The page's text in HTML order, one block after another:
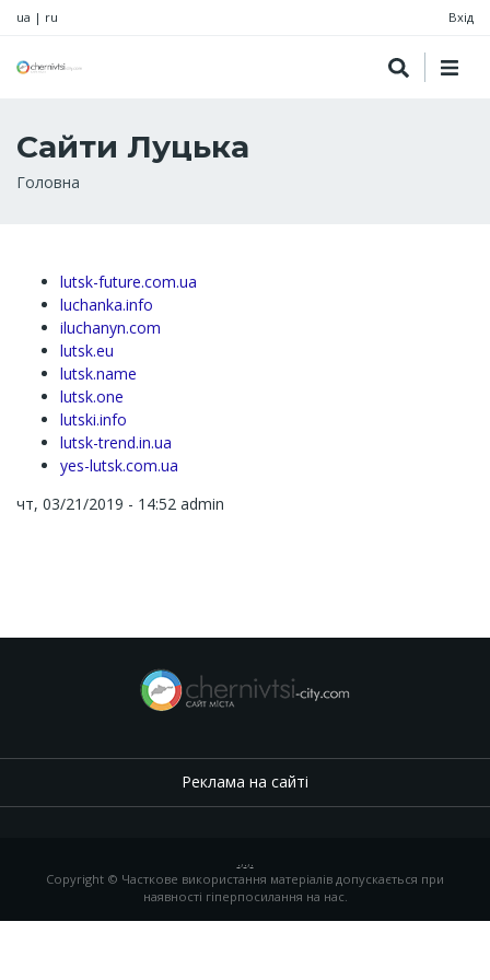
ua | ru Вхід
Сайти Луцька
Рядок
Головна
lutsk-future.com.ua
luchanka.info
iluchanyn.com
lutsk.eu
lutsk.name
lutsk.one
lutski.info
lutsk-trend.in.ua
yes-lutsk.com.ua
чт, 03/21/2019 - 14:52 admin
Реклама на сайті
.,.,.
Copyright © Часткове використання матеріалів допускається при
наявності гіперпосилання на нас.